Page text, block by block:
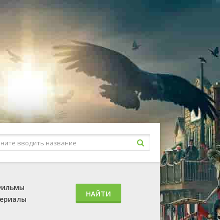
НАЙТИ